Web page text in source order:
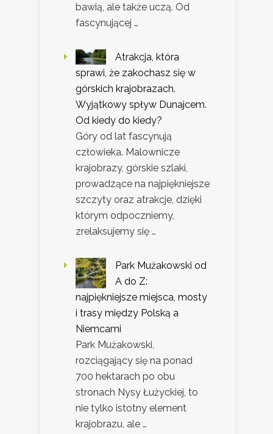
bawią, ale także uczą. Od
fascynującej …
Atrakcja, która
sprawi, że zakochasz się w
górskich krajobrazach.
Wyjątkowy spływ Dunajcem.
Od kiedy do kiedy?
Góry od lat fascynują
człowieka. Malownicze
krajobrazy, górskie szlaki,
prowadzące na najpiękniejsze
szczyty oraz atrakcje, dzięki
którym odpoczniemy,
zrelaksujemy się …
Park Mużakowski od
A do Z:
najpiękniejsze miejsca, mosty
i trasy między Polską a
Niemcami
Park Mużakowski,
rozciągający się na ponad
700 hektarach po obu
stronach Nysy Łużyckiej, to
nie tylko istotny element
krajobrazu, ale …